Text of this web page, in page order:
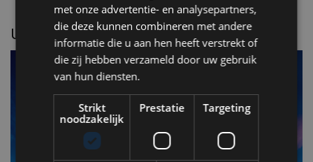
UITGELICHT
met onze advertentie- en analysepartners,
die deze kunnen combineren met andere
informatie die u aan hen heeft verstrekt of
die zij hebben verzameld door uw gebruik
van hun diensten.
Strikt
noodzakelijk
Prestatie Targeting